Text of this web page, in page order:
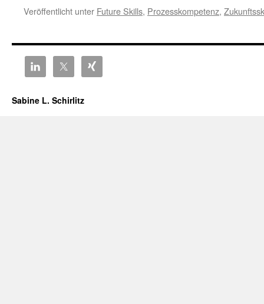
Veröffentlicht unter Future Skills, Prozesskompetenz,
Sabine L. Schirlitz